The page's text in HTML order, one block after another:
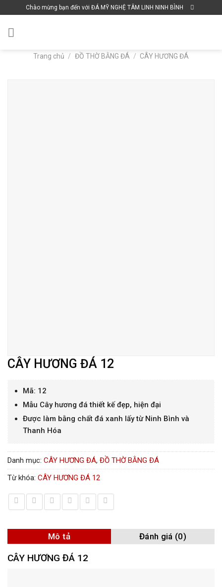
to
content
Chào mừng bạn đến với ĐÁ MỸ NGHỆ TÂM LINH NINH BÌNH
Trang chủ / ĐỒ THỜ BẰNG ĐÁ / CÂY HƯƠNG ĐÁ
CÂY HƯƠNG ĐÁ 12
Mã: 12
Mẫu Cây hương đá thiết kế đẹp, hiện đại
Được làm bằng chất đá xanh lấy từ Ninh Bình và
Thanh Hóa
Danh mục: CÂY HƯƠNG ĐÁ, ĐỒ THỜ BẰNG ĐÁ
Từ khóa: CÂY HƯƠNG ĐÁ 12
Mô tả Đánh giá (0)
CÂY HƯƠNG ĐÁ 12